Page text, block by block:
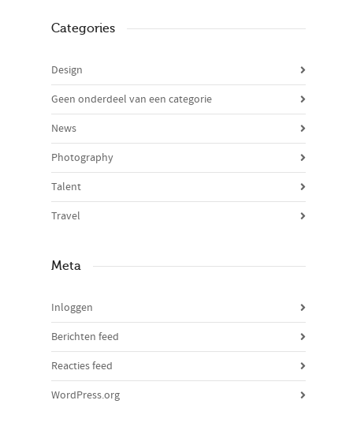
Categories
Design
Geen onderdeel van een categorie
News
Photography
Talent
Travel
Meta
Inloggen
Berichten feed
Reacties feed
WordPress.org